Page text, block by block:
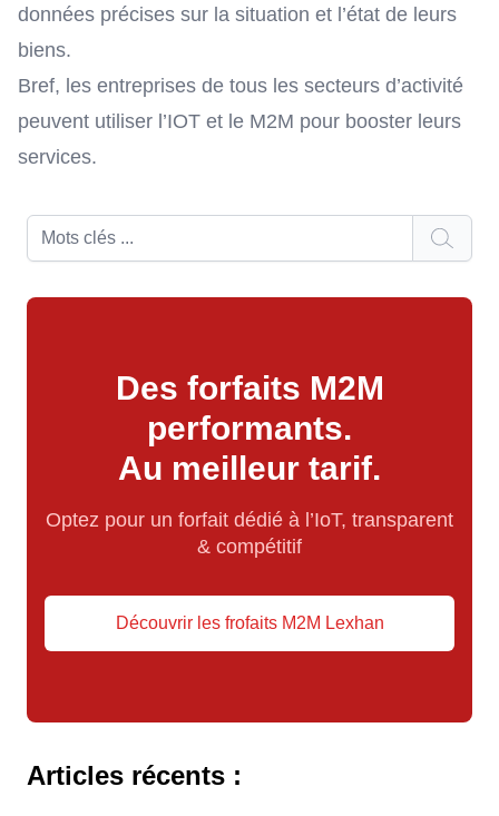
données précises sur la situation et l’état de leurs
biens.
Bref, les entreprises de tous les secteurs d’activité
peuvent utiliser l’IOT et le M2M pour booster leurs
services.
Des forfaits M2M
performants.
Au meilleur tarif.
Optez pour un forfait dédié à l’IoT, transparent
& compétitif
Découvrir les frofaits M2M Lexhan
Articles récents :